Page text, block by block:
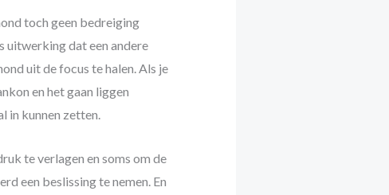
toch geen bedreiging
uitwerking dat een andere
uit de focus te halen. Als je
en het gaan liggen
in kunnen zetten.
te verlagen en soms om de
een beslissing te nemen. En